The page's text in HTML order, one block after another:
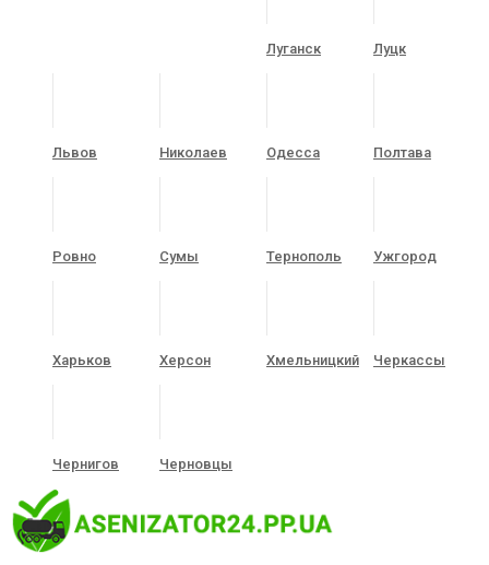
Луганск Луцк
Львов Николаев Одесса Полтава
Ровно Сумы Тернополь Ужгород
Харьков Херсон Хмельницкий Черкассы
Чернигов Черновцы